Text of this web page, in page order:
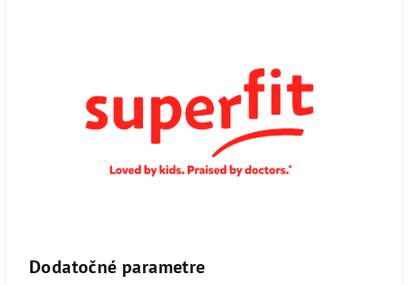
Dodatočné parametre